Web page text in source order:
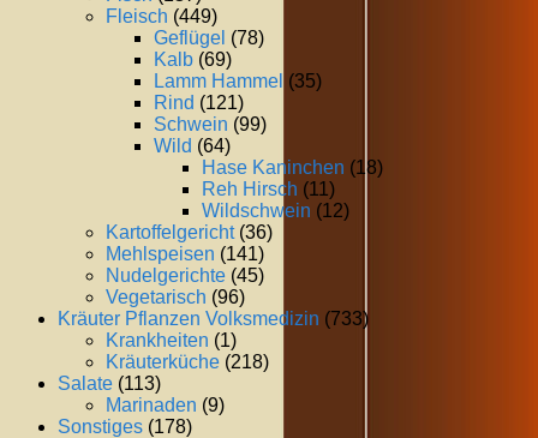
Fleisch (449)
Geflügel (78)
Kalb (69)
Lamm Hammel (35)
Rind (121)
Schwein (99)
Wild (64)
Hase Kaninchen (18)
Reh Hirsch (11)
Wildschwein (12)
Kartoffelgericht(36)
Mehlspeisen (141)
Nudelgerichte (45)
Vegetarisch (96)
Kräuter Pflanzen Volksmedizin (733)
Krankheiten (1)
Kräuterküche (218)
Salate (113)
Marinaden (9)
Sonstiges (178)